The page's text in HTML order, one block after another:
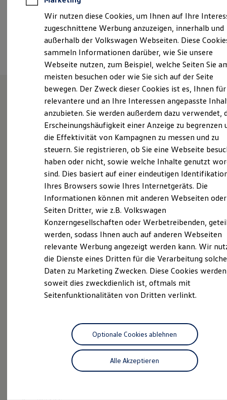
Sommer-Special
Reparatur, Pflege & Inspektion
Servicetermin anfragen
Service-Vorteile bei Volkswagen Nutzfahrzeuge
ServicePlus
Economy Service
Räder & Reifen Service
Ersatzfahrzeuge
Notdienst und Pannenhilfe
Software, Konnektivität & Apps
California App
VW Connect für Ihren Transporter/Caravelle
VW Connect für Ihren Amarok
VW Connect für andere Modelle
Fleet Interface Data
Multistop Pathfinder
Übersicht Software Updates
Digitales Bordbuch
Fahrerassistenz- und Sicherheitssysteme
Kontrollleuchten
Kurzfahrprofile und Ölverdünnung
Batterieverordnung
XTL-Dieselkraftstoff
Ersatzteile und Betriebsflüssigkeiten
Original Zubehör und Lifestyle Produkte
myVolkswagen
myVolkswagen Business
Elektrisch & Autonom
Unser Ansatz
Reichweitensimulator
Ladezeitensimulator
Ladelösungen für Privatkunden
Ladelösungen für Gewerbekunden
Wallbox und Ladekabel
Bidirektionales Laden
Ansprechpartner
Termin vereinbaren
Willkommen in unserem
Autohaus
Neben dem Vertrieb der Marke Volkswagen und dem
Service für Volkswagen und Volkswagen
Nutzfahrzeuge bieten wir vielfältigste
Dienstleistungen rund um Ihr Automobil an.
Unfallinstandsetzung, Versicherungsservice,
Lackiererei, Rädereinlagerung, Scheibenreparatur
oder die klassische Fahrzeugaufbereitung zählen
ebenso zu unseren Angeboten wie Ersatzmobilität
oder Mietwagen, von der Tages- bis zur
Langzeitmiete. Gemeinsam mit der Autohaus Elitzsch
GmbH haben wir an 10 Standorten in Sachsen
ständig über 800 Neuwagen, Gebrauchtwagen,
Auswahl, Verkaufskompetenz, Finanzierung, Leasing,
Inzahlungnahme, Versicherung - bei uns bekommen
Sie alles aus einer Hand.
Das sind unsere Leistungen
Service
Wir nutzen diese Cookies, um Ihnen auf Ihre
zugeschnittene Werbung anzuzeigen, innerhalb und
außerhalb der Volkswagen Webseiten. Diese
sammeln Informationen darüber, wie Sie unsere
Webseite nutzen, zum Beispiel, welche Seiten Sie
meisten besuchen oder wie Sie sich auf der Seite
bewegen. Der Zweck dieser Cookies ist es, Ihnen für
relevantere und an Ihre Interessen angepasste
anzubieten. Sie werden außerdem dazu verwendet,
Erscheinungshäufigkeit einer Anzeige zu begrenzen
die Effektivität von Kampagnen zu messen und zu
steuern. Sie registrieren, ob Sie eine Webseite
haben oder nicht, sowie welche Inhalte genutzt
sind. Dies basiert auf einer eindeutigen
Ihres Browsers sowie Ihres Internetgeräts. Die
Informationen können mit anderen Webseiten oder
Seiten Dritter, wie z.B. Volkswagen
Konzerngesellschaften oder Werbetreibenden,
werden, sodass Ihnen auch auf anderen Webseiten
relevante Werbung angezeigt werden kann. Wir
die Dienste eines Dritten für die Verarbeitung
Daten zu Marketing Zwecken. Diese Cookies
soweit dies zweckdienlich ist, oftmals mit
Seitenfunktionalitäten von Dritten verlinkt.
Alle Akzeptieren
Optionale Cookies ablehnen